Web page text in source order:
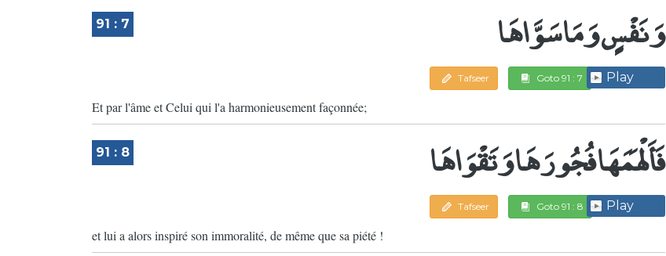
91 : 7 وَنَفْسٍ وَمَا سَوَّاهَا
Tafseer Goto 91 : 7 Play
Et par l'âme et Celui qui l'a harmonieusement façonnée;
91 : 8 فَأَلْهَمَهَا فُجُورَهَا وَتَقْوَاهَا
Tafseer Goto 91 : 8 Play
et lui a alors inspiré son immoralité, de même que sa piété !